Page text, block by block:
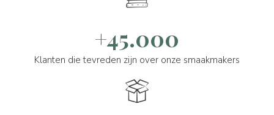
+45.000
Klanten die tevreden zijn over onze smaakmakers